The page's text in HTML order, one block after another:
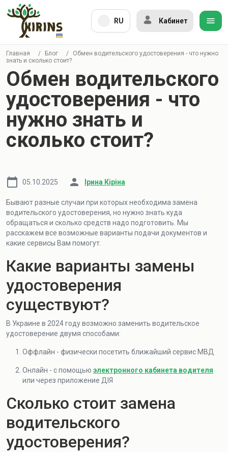
RU Кабинет
Главная / Блог /
Обмен водительского удостоверения - что нужно
знать и сколько стоит?
Обмен водительского
удостоверения - что
нужно знать и
сколько стоит?
05.10.2025 Ірина Кіріна
Бывают разные случаи при которых необходима замена
водительского удостоверения, но нужно знать куда
обращаться и сколько средств надо подготовить. Мы
расскажем все возможные варианты подачи документов и
какие сервисы Вам помогут.
Какие варианты замены
удостоверения
существуют?
В Украине в 2024 году возможно заменить водительское
удостоверение двумя способами:
Оффлайн - физически посетить ближайший сервис МВД
Онлайн - с помощью электронного кабинета водителя
или через приложение ДІЯ
Сколько стоит замена
водительского
удостоверения?